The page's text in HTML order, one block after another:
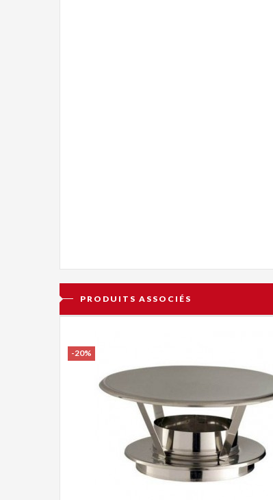
PRODUITS ASSOCIÉS
-20%